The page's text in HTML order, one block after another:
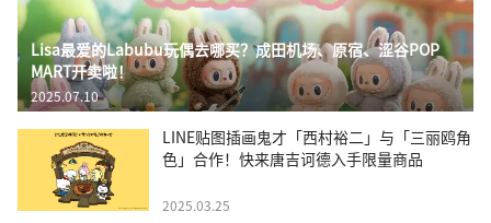
Lisa最爱的Labubu玩偶去哪买？成田机场、原宿、涩谷POP
MART开卖啦！
2025.07.10
LINE贴图插画鬼才「西村裕二」与「三丽鸥角
色」合作！快来唐吉诃德入手限量商品
2025.03.25